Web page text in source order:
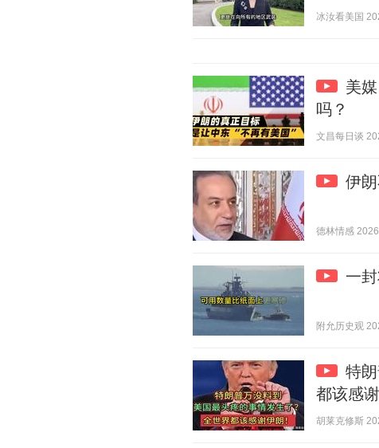
冰汝看美国
美
吗？
文昌每日谈
伊
德林情感
一
附允历史观
特
都该感
胡莱克修斯